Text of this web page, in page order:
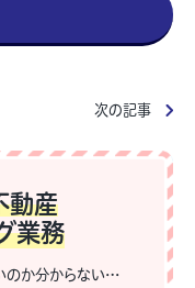
次の記事
動産
業務
のか分からない…